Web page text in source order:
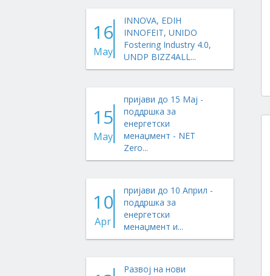
16
May
INNOVA, EDIH
INNOFEIT, UNIDO
Fostering Industry 4.0,
UNDP BIZZ4ALL...
15
May
пријави до 15 Мај -
поддршка за
енергетски
менаџмент - NET
Zero...
10
Apr
пријави до 10 Април -
поддршка за
енергетски
менаџмент и...
Развој на нови